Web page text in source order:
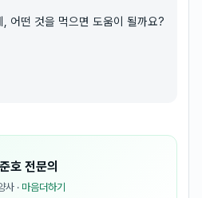
어떤 것을 먹으면 도움이 될까요?
호 전문의
사 · 마음더하기